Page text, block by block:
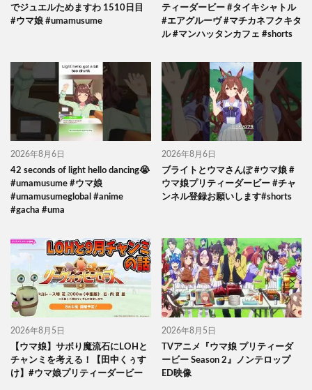
でジュエルためますわ 1510日目
#ウマ娘 #umamusume
ティーダービー #タイキシャトル
#エアグルーヴ #マチカネフクキタ
ル #マンハッタンカフェ #shorts
2026年8月6日
42 seconds of light hello dancing😭
#umamusume #ウマ娘
#umamusumeglobal #anime
#gacha #uma
2026年8月6日
ブライトとウマさんぽ #ウマ娘 #
ウマ娘プリティーダービー #チャ
ンネル登録お願いします#shorts
2026年8月5日
【ウマ娘】サボり魔流石にLOHと
チャンミを考える！【田中くぅす
け】#ウマ娘プリティーダービー
2026年8月5日
TVアニメ『ウマ娘 プリティーダ
ービー Season 2』ノンテロップ
ED映像